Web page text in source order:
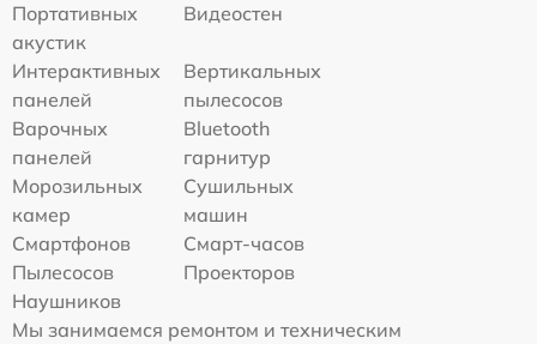
Портативных
акустик
Видеостен
Интерактивных
панелей
Вертикальных
пылесосов
Варочных
панелей
Bluetooth
гарнитур
Морозильных
камер
Сушильных
машин
Смартфонов
Смарт-часов
Пылесосов
Проекторов
Наушников
Мы занимаемся ремонтом и техническим